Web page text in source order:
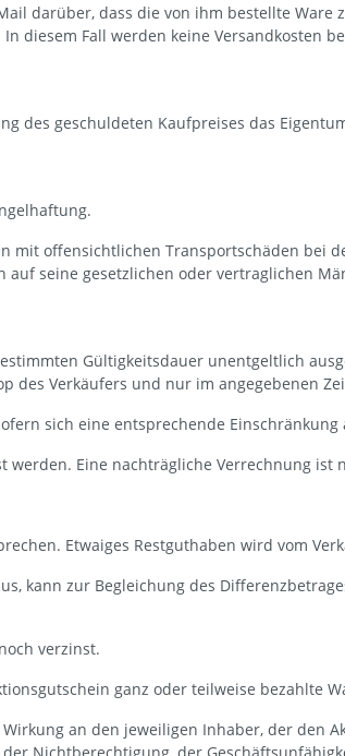
darüber, dass die von ihm bestellte
diesem Fall werden keine Versandkosten
des geschuldeten Kaufpreises das
mit offensichtlichen Transportschäden bei
seine gesetzlichen oder vertraglichen
Gültigkeitsdauer unentgeltlich
des Verkäufers und nur im angegebenen
sich eine entsprechende
werden. Eine nachträgliche Verrechnung ist
Etwaiges Restguthaben wird vom
kann zur Begleichung des
verzinst.
ganz oder teilweise bezahlte
an den jeweiligen Inhaber, der den